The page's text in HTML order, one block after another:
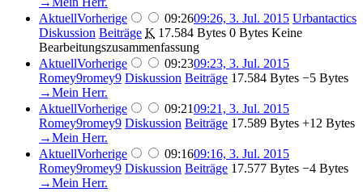
AktuellVorherige 09:2609:26, 3. Jul. 2015 Urbantactics
Diskussion Beiträge K 17.584 Bytes 0 Bytes Keine
Bearbeitungszusammenfassung
AktuellVorherige 09:2309:23, 3. Jul. 2015
Romey9romey9 Diskussion Beiträge 17.584 Bytes −5 Bytes
→‎Mein Herr.
AktuellVorherige 09:2109:21, 3. Jul. 2015
Romey9romey9 Diskussion Beiträge 17.589 Bytes +12 Bytes
→‎Mein Herr.
AktuellVorherige 09:1609:16, 3. Jul. 2015
Romey9romey9 Diskussion Beiträge 17.577 Bytes −4 Bytes
→‎Mein Herr.